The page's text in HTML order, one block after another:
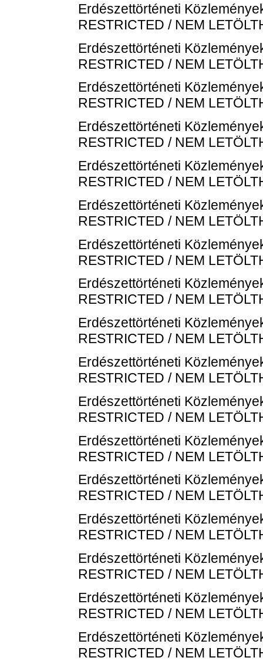
Erdészettörténeti
RESTRICTED / NEM
Erdészettörténeti
RESTRICTED / NEM
Erdészettörténeti
RESTRICTED / NEM
Erdészettörténeti
RESTRICTED / NEM
Erdészettörténeti
RESTRICTED / NEM
Erdészettörténeti
RESTRICTED / NEM
Erdészettörténeti
RESTRICTED / NEM
Erdészettörténeti
RESTRICTED / NEM
Erdészettörténeti
RESTRICTED / NEM
Erdészettörténeti
RESTRICTED / NEM
Erdészettörténeti
RESTRICTED / NEM
Erdészettörténeti
RESTRICTED / NEM
Erdészettörténeti
RESTRICTED / NEM
Erdészettörténeti
RESTRICTED / NEM
Erdészettörténeti
RESTRICTED / NEM
Erdészettörténeti
RESTRICTED / NEM
Erdészettörténeti
RESTRICTED / NEM